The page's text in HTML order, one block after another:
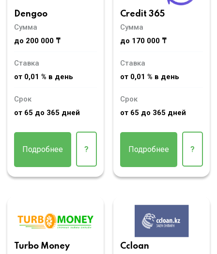
Dengoo
Сумма
до 200 000 ₸
Ставка
от 0,01 % в день
Срок
от 65 до 365 дней
Подробнее ?
Credit 365
Сумма
до 170 000 ₸
Ставка
от 0,01 % в день
Срок
от 65 до 365 дней
Подробнее ?
Turbo Money
Ccloan